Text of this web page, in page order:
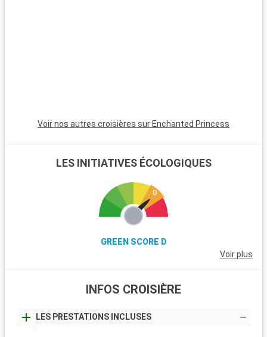
Voir nos autres croisières sur Enchanted Princess
LES INITIATIVES ÉCOLOGIQUES
GREEN SCORE D
Voir plus
INFOS CROISIÈRE
LES PRESTATIONS INCLUSES